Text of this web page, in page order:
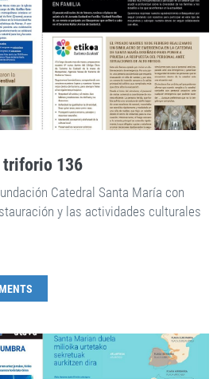
triforio 136
Catedral Santa María con
y las actividades culturales